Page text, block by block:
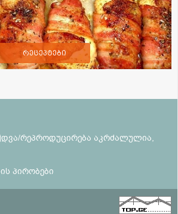
რეცეპტები
რეპროდუცირება აკრძალულია,
პირობები